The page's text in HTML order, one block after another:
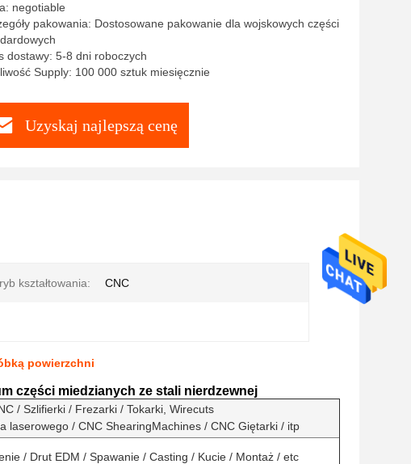
negotiable
pakowania: Dostosowane pakowanie dla wojskowych części
dostawy: 5-8 dni roboczych
Supply: 100 000 sztuk miesięcznie
Uzyskaj najlepszą cenę
kształtowania: CNC
powierzchni
części miedzianych ze stali nierdzewnej
/ Szlifierki / Frezarki / Tokarki, Wirecuts
laserowego / CNC ShearingMachines / CNC Giętarki / itp
/ Drut EDM / Spawanie / Casting / Kucie / Montaż / etc